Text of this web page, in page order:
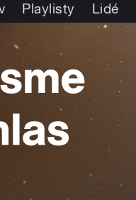
Playlisty Lidé